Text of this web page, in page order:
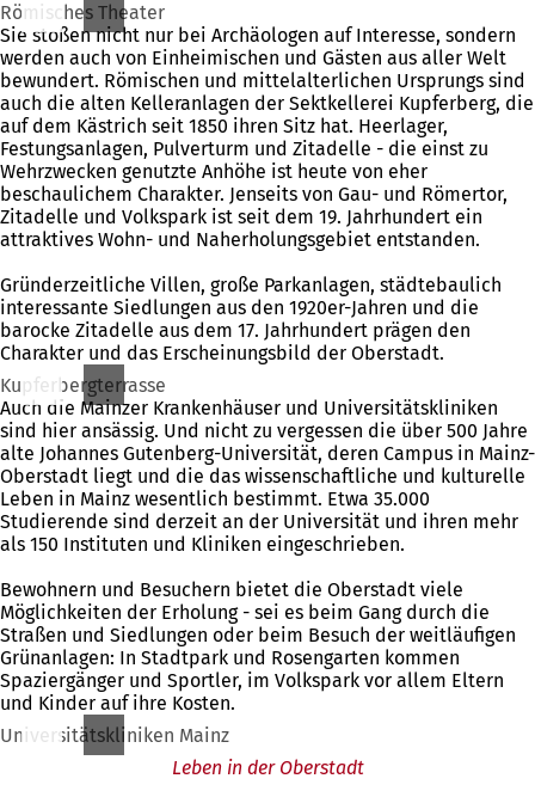
Römisches Theater
Sie stoßen nicht nur bei Archäologen auf Interesse, sondern
werden auch von Einheimischen und Gästen aus aller Welt
bewundert. Römischen und mittelalterlichen Ursprungs sind
auch die alten Kelleranlagen der Sektkellerei Kupferberg, die
auf dem Kästrich seit 1850 ihren Sitz hat. Heerlager,
Festungsanlagen, Pulverturm und Zitadelle - die einst zu
Wehrzwecken genutzte Anhöhe ist heute von eher
beschaulichem Charakter. Jenseits von Gau- und Römertor,
Zitadelle und Volkspark ist seit dem 19. Jahrhundert ein
attraktives Wohn- und Naherholungsgebiet entstanden.
Gründerzeitliche Villen, große Parkanlagen, städtebaulich
interessante Siedlungen aus den 1920er-Jahren und die
barocke Zitadelle aus dem 17. Jahrhundert prägen den
Charakter und das Erscheinungsbild der Oberstadt.
Kupferbergterrasse
Auch die Mainzer Krankenhäuser und Universitätskliniken
sind hier ansässig. Und nicht zu vergessen die über 500 Jahre
alte Johannes Gutenberg-Universität, deren Campus in Mainz-
Oberstadt liegt und die das wissenschaftliche und kulturelle
Leben in Mainz wesentlich bestimmt. Etwa 35.000
Studierende sind derzeit an der Univer­sität und ihren mehr
als 150 Instituten und Kliniken eingeschrieben.
Bewohnern und Besuchern bietet die Oberstadt viele
Möglichkeiten der Erholung - sei es beim Gang durch die
Straßen und Siedlungen oder beim Besuch der weitläufigen
Grünanlagen: In Stadtpark und Rosengarten kommen
Spaziergänger und Sportler, im Volkspark vor allem Eltern
und Kinder auf ihre Kosten.
Universitätskliniken Mainz
Leben in der Oberstadt